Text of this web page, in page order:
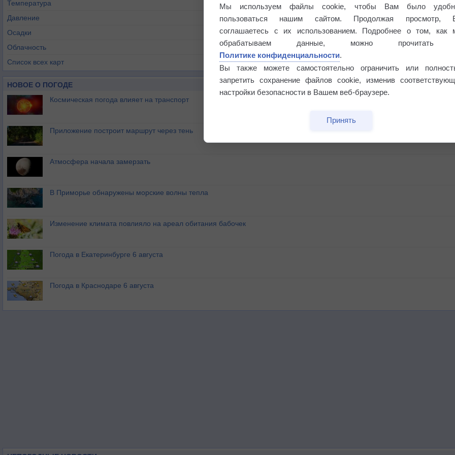
Температура
Давление
Осадки
Облачность
Список всех карт
НОВОЕ О ПОГОДЕ
Космическая погода влияет на транспорт
Приложение построит маршрут через тень
Атмосфера начала замерзать
В Приморье обнаружены морские волны тепла
Изменение климата повлияло на ареал обитания бабочек
Погода в Екатеринбурге 6 августа
Погода в Краснодаре 6 августа
Мы используем файлы cookie, чтобы Вам было
пользоваться нашим сайтом. Продолжая просмотр,
соглашаетесь с их использованием. Подробнее о том, как
обрабатываем данные, можно прочитать
Политике конфиденциальности.
Вы также можете самостоятельно ограничить или
запретить сохранение файлов cookie, изменив
настройки безопасности в Вашем веб-браузере.
Принять